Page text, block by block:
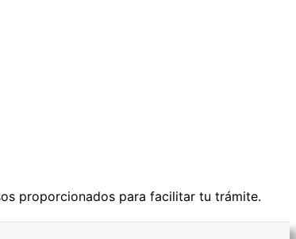
proporcionados para facilitar tu trámite.